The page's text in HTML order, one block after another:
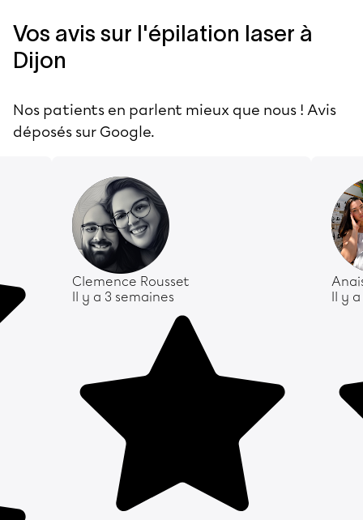
Vos avis sur l'épilation laser à
Dijon
Nos patients en parlent mieux que nous ! Avis
déposés sur Google.
Clemence Rousset
Il y a 3 semaines
Il y a